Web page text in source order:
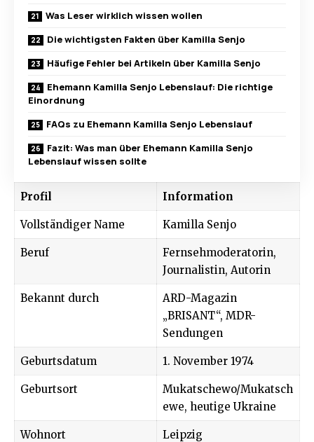
Was Leser wirklich wissen wollen
Die wichtigsten Fakten über Kamilla Senjo
Häufige Fehler bei Artikeln über Kamilla Senjo
Ehemann Kamilla Senjo Lebenslauf: Die richtige
Einordnung
FAQs zu Ehemann Kamilla Senjo Lebenslauf
Fazit: Was man über Ehemann Kamilla Senjo
Lebenslauf wissen sollte
Profil Information
Vollständiger Name Kamilla Senjo
Beruf
Fernsehmoderatorin,
Journalistin, Autorin
Bekannt durch
ARD-Magazin
„BRISANT“, MDR-
Sendungen
Geburtsdatum 1. November 1974
Geburtsort
Mukatschewo/Mukatsch
ewe, heutige Ukraine
Wohnort Leipzig